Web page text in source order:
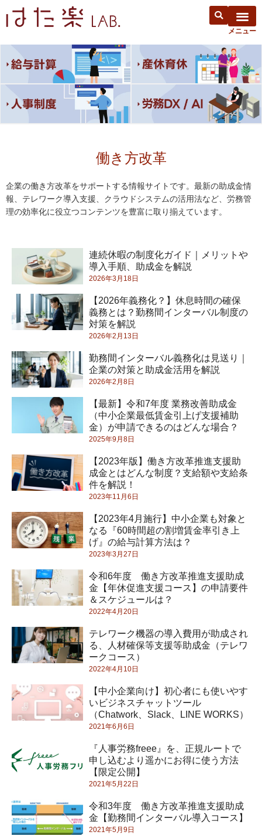
働き方改革
企業の働き方改革をサポートする情報サイトです。最新の助成金情
報、テレワーク導入支援、クラウドシステムの活用法など、労務管
理の効率化に役立つコンテンツを豊富に取り揃えています。
連続休暇の制度化ガイド｜メリットや
導入手順、助成金を解説
2026年3月18日
【2026年義務化？】休息時間の確保
義務とは？勤務間インターバル制度の
対策を解説
2026年2月13日
勤務間インターバル義務化は見送り｜
企業の対策と助成金活用を解説
2026年2月8日
【最新】令和7年度 業務改善助成金
（中小企業最低賃金引上げ支援補助
金）が申請できるのはどんな場合？
2025年9月8日
【2023年版】働き方改革推進支援助
成金とはどんな制度？支給額や支給条
件を解説！
2023年11月6日
【2023年4月施行】中小企業も対象と
なる『60時間超の割増賃金率引き上
げ』の給与計算方法は？
2023年3月27日
令和6年度 働き方改革推進支援助成
金【年休促進支援コース】の申請要件
＆スケジュールは？
2022年4月20日
テレワーク機器の導入費用が助成され
る、人材確保等支援等助成金（テレワ
ークコース）
2022年4月10日
【中小企業向け】初心者にも使いやす
いビジネスチャットツール
（Chatwork、Slack、LINE WORKS）
2021年6月6日
『人事労務freee』を、正規ルートで
申し込むより遥かにお得に使う方法
【限定公開】
2021年5月22日
令和3年度 働き方改革推進支援助成
金【勤務間インターバル導入コース】
2021年5月9日